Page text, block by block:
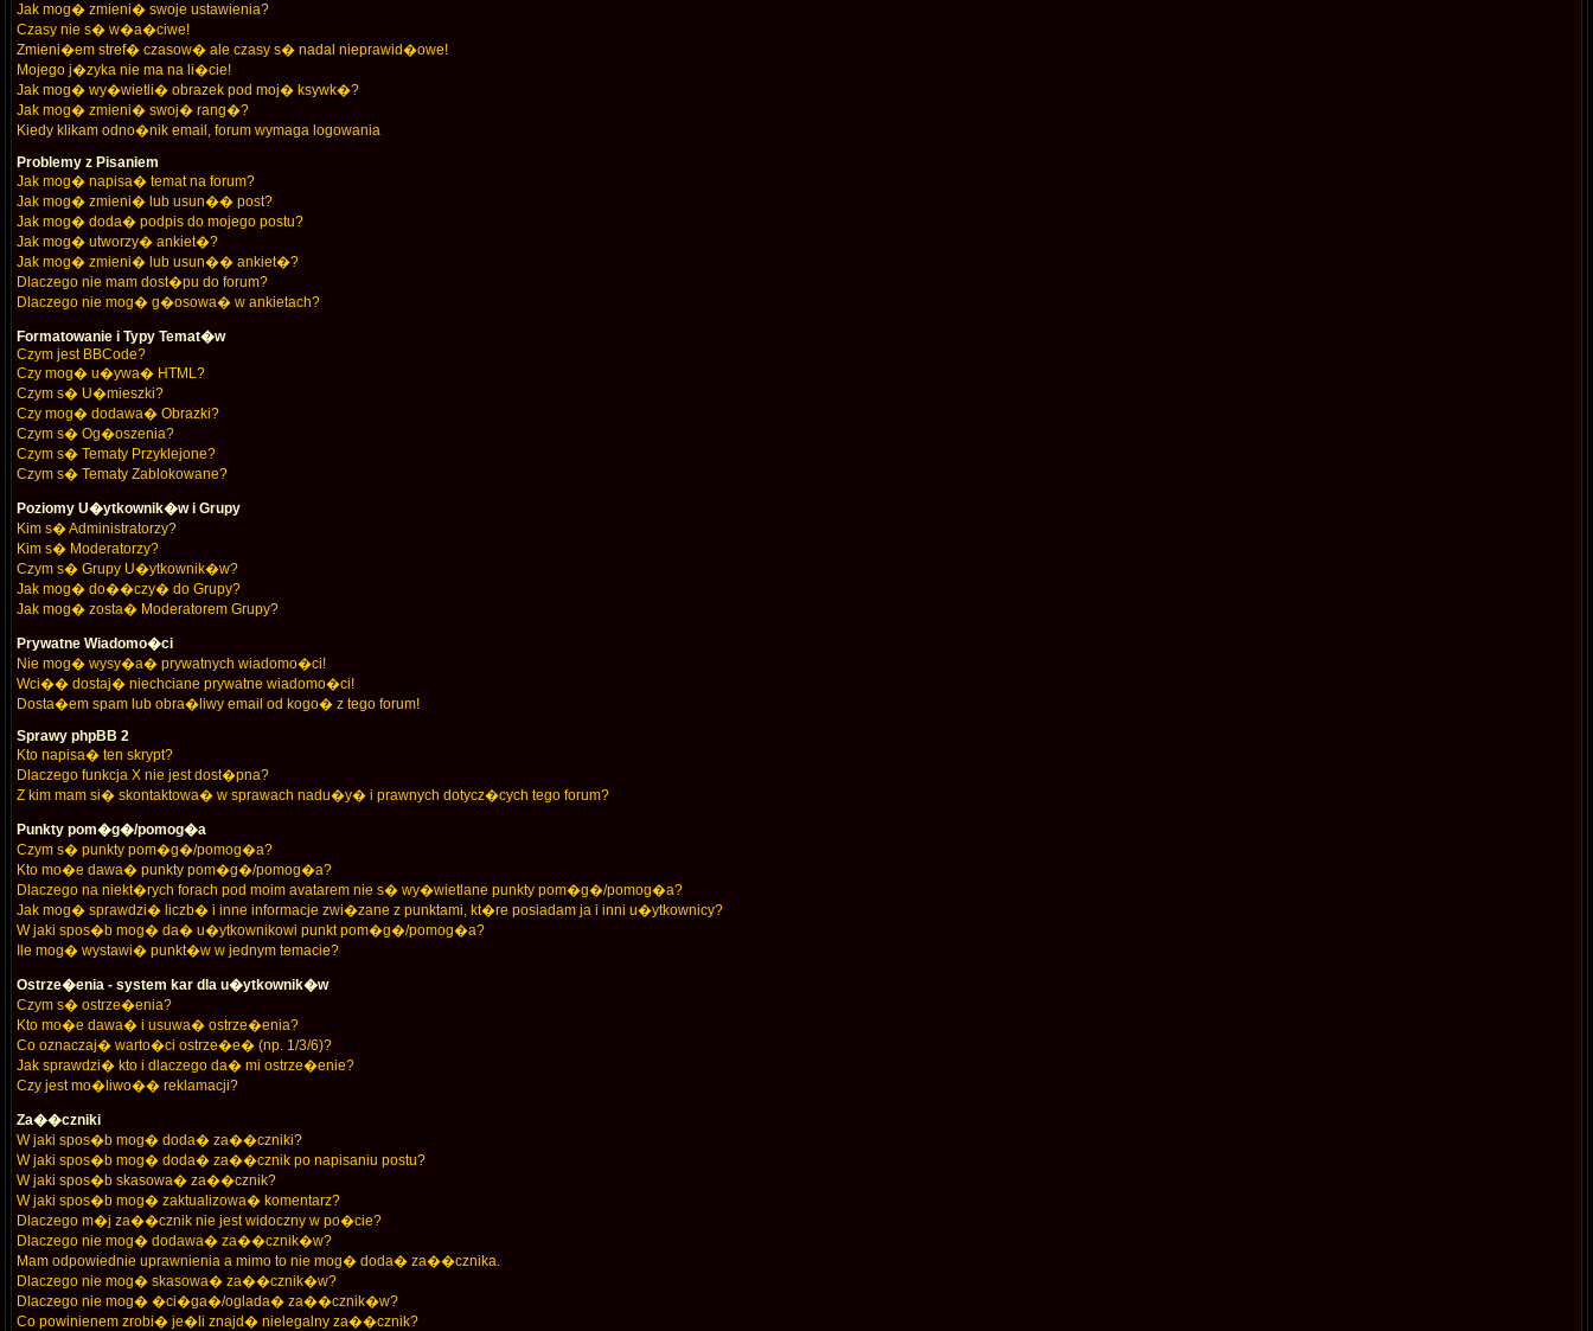
Jak mog� zmieni� swoje ustawienia?
Czasy nie s� w�a�ciwe!
Zmieni�em stref� czasow� ale czasy s� nadal nieprawid�owe!
Mojego j�zyka nie ma na li�cie!
Jak mog� wy�wietli� obrazek pod moj� ksywk�?
Jak mog� zmieni� swoj� rang�?
Kiedy klikam odno�nik email, forum wymaga logowania
Problemy z Pisaniem
Jak mog� napisa� temat na forum?
Jak mog� zmieni� lub usun�� post?
Jak mog� doda� podpis do mojego postu?
Jak mog� utworzy� ankiet�?
Jak mog� zmieni� lub usun�� ankiet�?
Dlaczego nie mam dost�pu do forum?
Dlaczego nie mog� g�osowa� w ankietach?
Formatowanie i Typy Temat�w
Czym jest BBCode?
Czy mog� u�ywa� HTML?
Czym s� U�mieszki?
Czy mog� dodawa� Obrazki?
Czym s� Og�oszenia?
Czym s� Tematy Przyklejone?
Czym s� Tematy Zablokowane?
Poziomy U�ytkownik�w i Grupy
Kim s� Administratorzy?
Kim s� Moderatorzy?
Czym s� Grupy U�ytkownik�w?
Jak mog� do��czy� do Grupy?
Jak mog� zosta� Moderatorem Grupy?
Prywatne Wiadomo�ci
Nie mog� wysy�a� prywatnych wiadomo�ci!
Wci�� dostaj� niechciane prywatne wiadomo�ci!
Dosta�em spam lub obra�liwy email od kogo� z tego forum!
Sprawy phpBB 2
Kto napisa� ten skrypt?
Dlaczego funkcja X nie jest dost�pna?
Z kim mam si� skontaktowa� w sprawach nadu�y� i prawnych dotycz�cych tego forum?
Punkty pom�g�/pomog�a
Czym s� punkty pom�g�/pomog�a?
Kto mo�e dawa� punkty pom�g�/pomog�a?
Dlaczego na niekt�rych forach pod moim avatarem nie s� wy�wietlane punkty pom�g�/pomog�a?
Jak mog� sprawdzi� liczb� i inne informacje zwi�zane z punktami, kt�re posiadam ja i inni u�ytkownicy?
W jaki spos�b mog� da� u�ytkownikowi punkt pom�g�/pomog�a?
Ile mog� wystawi� punkt�w w jednym temacie?
Ostrze�enia - system kar dla u�ytkownik�w
Czym s� ostrze�enia?
Kto mo�e dawa� i usuwa� ostrze�enia?
Co oznaczaj� warto�ci ostrze�e� (np. 1/3/6)?
Jak sprawdzi� kto i dlaczego da� mi ostrze�enie?
Czy jest mo�liwo�� reklamacji?
Za��czniki
W jaki spos�b mog� doda� za��czniki?
W jaki spos�b mog� doda� za��cznik po napisaniu postu?
W jaki spos�b skasowa� za��cznik?
W jaki spos�b mog� zaktualizowa� komentarz?
Dlaczego m�j za��cznik nie jest widoczny w po�cie?
Dlaczego nie mog� dodawa� za��cznik�w?
Mam odpowiednie uprawnienia a mimo to nie mog� doda� za��cznika.
Dlaczego nie mog� skasowa� za��cznik�w?
Dlaczego nie mog� �ci�ga�/oglada� za��cznik�w?
Co powinienem zrobi� je�li znajd� nielegalny za��cznik?